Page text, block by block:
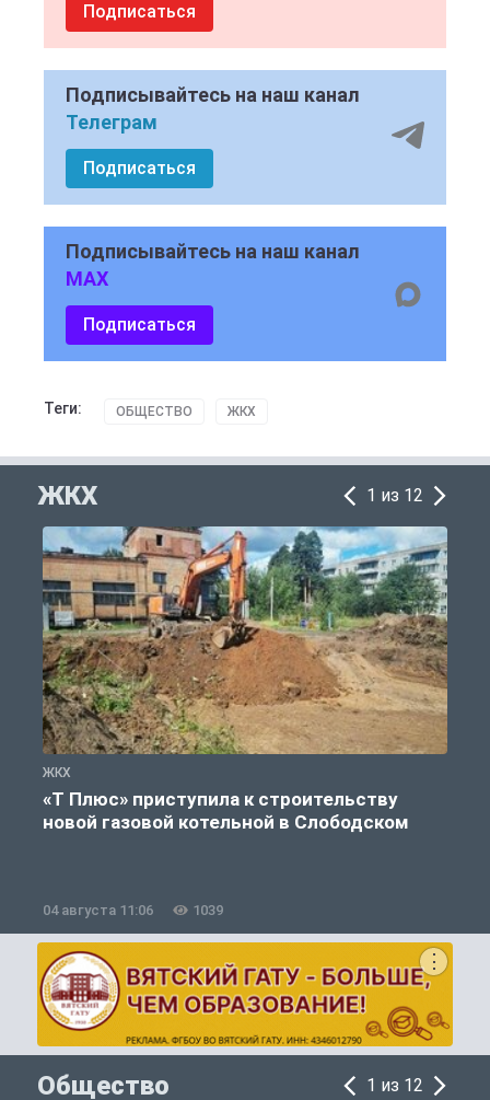
Подписаться
Подписывайтесь на наш канал
Телеграм
Подписаться
Подписывайтесь на наш канал
MAX
Подписаться
Теги: ОБЩЕСТВО ЖКХ
ЖКХ 1 из 12
ЖКХ
«Т Плюс» приступила к строительству
новой газовой котельной в Слободском
04 августа 11:06 1039
Общество 1 из 12